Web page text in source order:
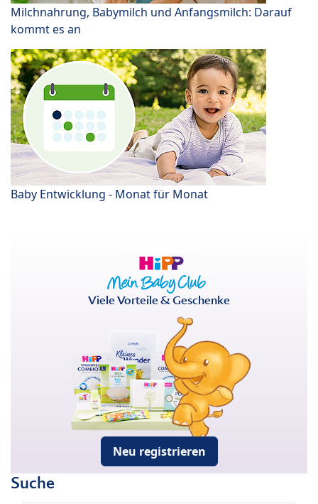
Milchnahrung, Babymilch und Anfangsmilch: Darauf
kommt es an
Baby Entwicklung - Monat für Monat
Viele Vorteile & Geschenke
Neu registrieren
Suche